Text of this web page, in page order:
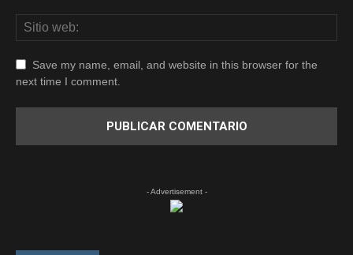
Save my name, email, and website in this browser for the
next time I comment.
- Advertisement -